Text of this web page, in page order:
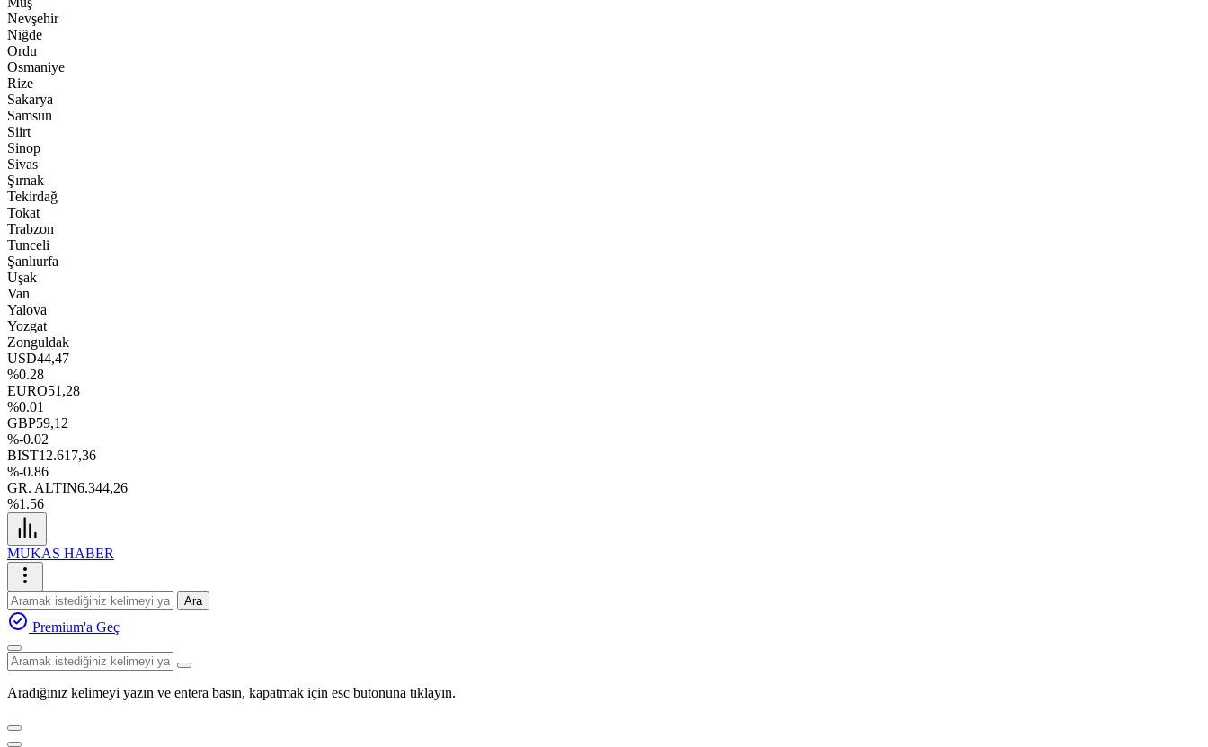
Nevşehir
Niğde
Ordu
Osmaniye
Rize
Sakarya
Samsun
Siirt
Sinop
Sivas
Şırnak
Tekirdağ
Tokat
Trabzon
Tunceli
Şanlıurfa
Uşak
Van
Yalova
Yozgat
Zonguldak
USD44,47
%0.28
EURO51,28
%0.01
GBP59,12
%-0.02
BIST12.617,36
%-0.86
GR. ALTIN6.344,26
%1.56
MUKAS HABER
Ara
Premium'a Geç
Aradığınız kelimeyi yazın ve entera basın, kapatmak için esc butonuna tıklayın.